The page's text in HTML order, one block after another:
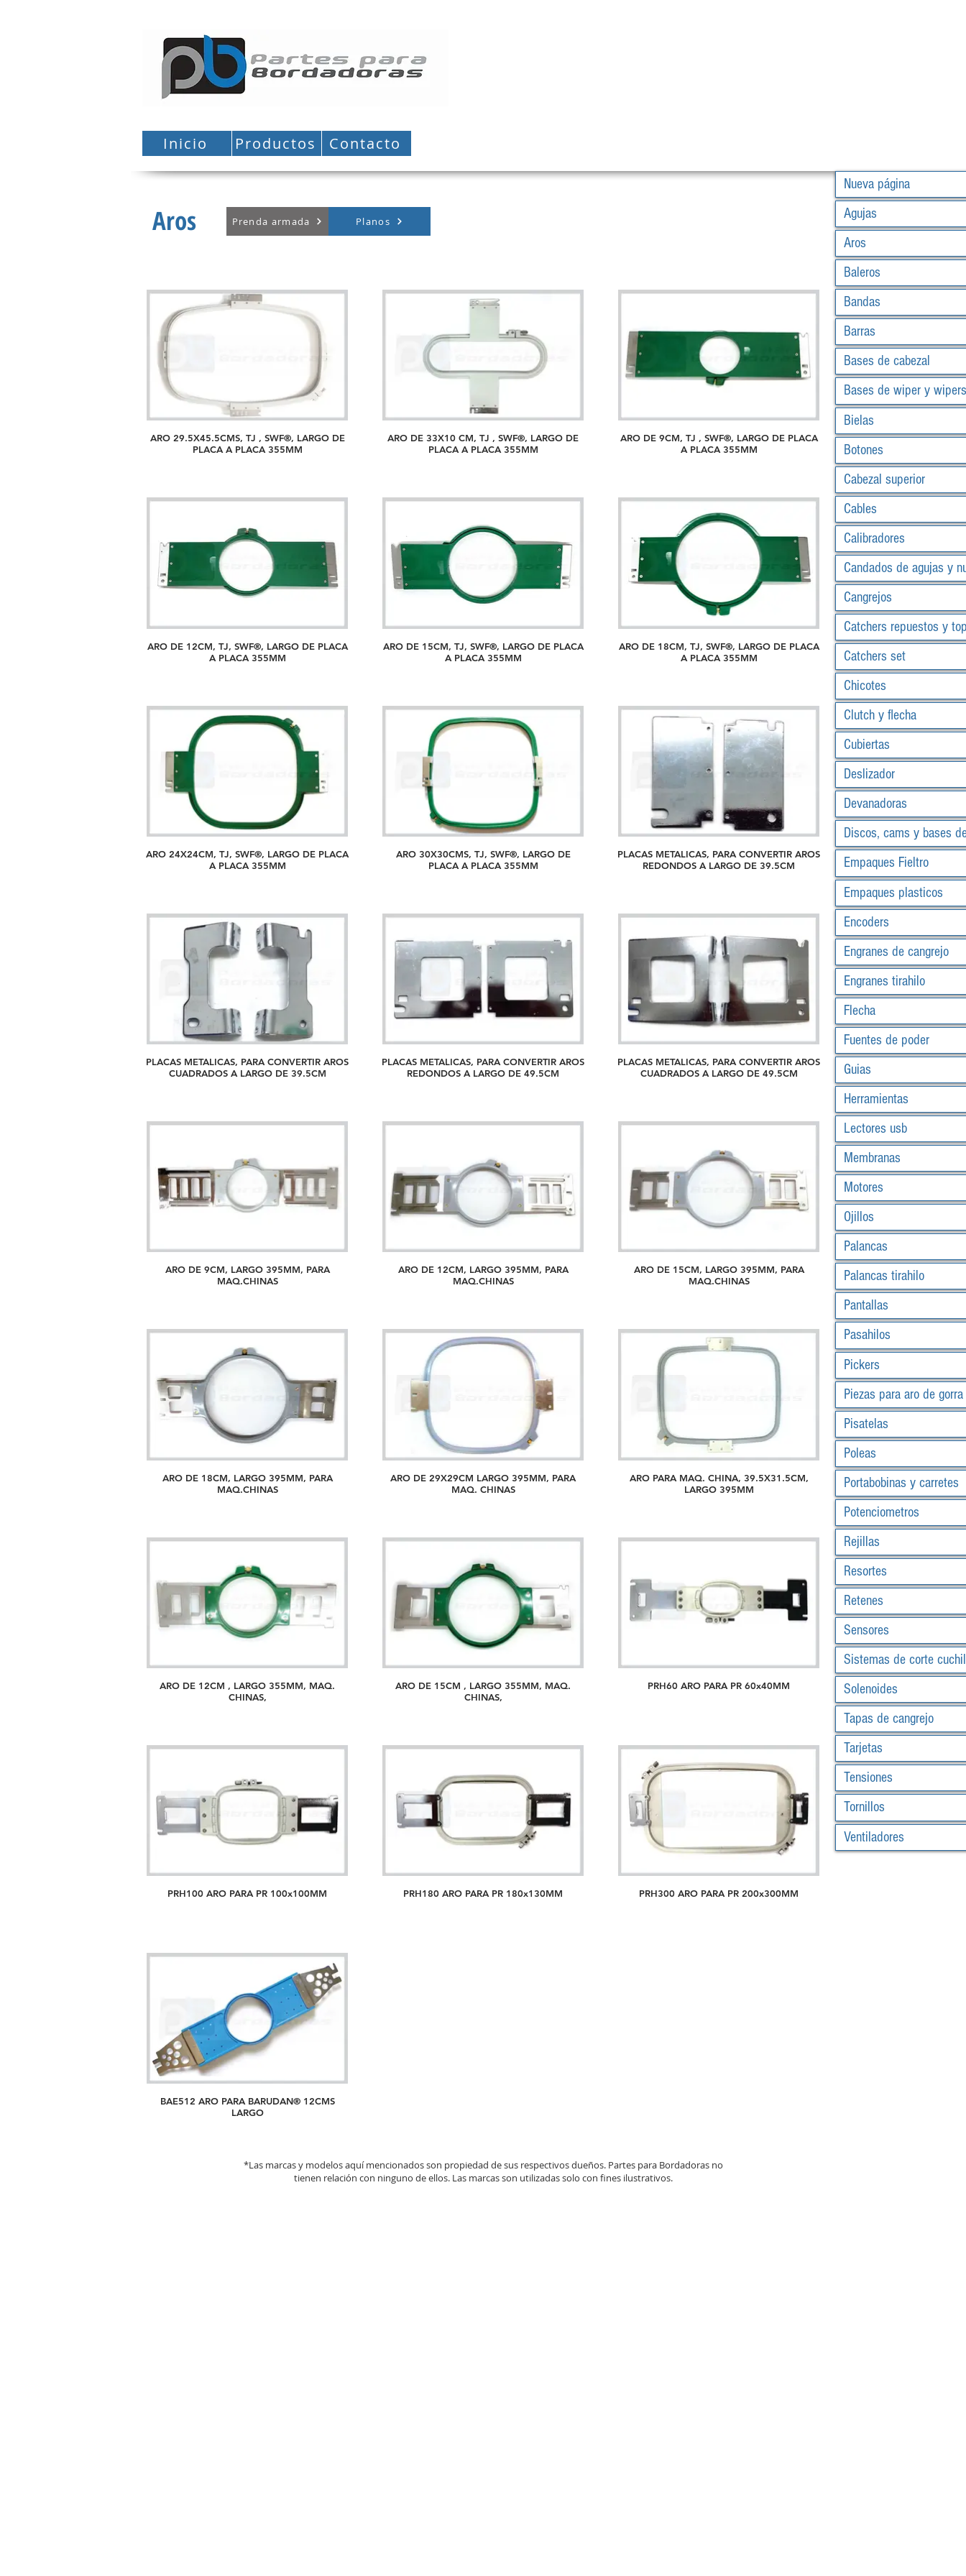
Inicio Productos Contacto
Aros Prenda armada Planos
ARO 29.5X45.5CMS, TJ , SWF®, LARGO DE
PLACA A PLACA 355MM
ARO DE 33X10 CM, TJ , SWF®, LARGO DE
PLACA A PLACA 355MM
ARO DE 9CM, TJ , SWF®, LARGO DE PLACA
A PLACA 355MM
ARO DE 12CM, TJ, SWF®, LARGO DE PLACA
A PLACA 355MM
ARO DE 15CM, TJ, SWF®, LARGO DE PLACA
A PLACA 355MM
ARO DE 18CM, TJ, SWF®, LARGO DE PLACA
A PLACA 355MM
ARO 24X24CM, TJ, SWF®, LARGO DE PLACA
A PLACA 355MM
ARO 30X30CMS, TJ, SWF®, LARGO DE
PLACA A PLACA 355MM
PLACAS METALICAS, PARA CONVERTIR AROS
REDONDOS A LARGO DE 39.5CM
PLACAS METALICAS, PARA CONVERTIR AROS
CUADRADOS A LARGO DE 39.5CM
PLACAS METALICAS, PARA CONVERTIR AROS
REDONDOS A LARGO DE 49.5CM
PLACAS METALICAS, PARA CONVERTIR AROS
CUADRADOS A LARGO DE 49.5CM
ARO DE 9CM, LARGO 395MM, PARA
MAQ.CHINAS
ARO DE 12CM, LARGO 395MM, PARA
MAQ.CHINAS
ARO DE 15CM, LARGO 395MM, PARA
MAQ.CHINAS
ARO DE 18CM, LARGO 395MM, PARA
MAQ.CHINAS
ARO DE 29X29CM LARGO 395MM, PARA
MAQ. CHINAS
ARO PARA MAQ. CHINA, 39.5X31.5CM,
LARGO 395MM
ARO DE 12CM , LARGO 355MM, MAQ.
CHINAS,
ARO DE 15CM , LARGO 355MM, MAQ.
CHINAS,
PRH60 ARO PARA PR 60x40MM
PRH100 ARO PARA PR 100x100MM PRH180 ARO PARA PR 180x130MM PRH300 ARO PARA PR 200x300MM
BAE512 ARO PARA BARUDAN® 12CMS
LARGO
*Las marcas y modelos aquí mencionados son propiedad de sus respectivos dueños. Partes para Bordadoras no
tienen relación con ninguno de ellos. Las marcas son utilizadas solo con fines ilustrativos.
Nueva página
Agujas
Aros
Baleros
Bandas
Barras
Bases de cabezal
Bases de wiper y wipers
Bielas
Botones
Cabezal superior
Cables
Calibradores
Candados de agujas y
Cangrejos
Catchers repuestos y
Catchers set
Chicotes
Clutch y flecha
Cubiertas
Deslizador
Devanadoras
Discos, cams y bases
Empaques Fieltro
Empaques plasticos
Encoders
Engranes de cangrejo
Engranes tirahilo
Flecha
Fuentes de poder
Guias
Herramientas
Lectores usb
Membranas
Motores
Ojillos
Palancas
Palancas tirahilo
Pantallas
Pasahilos
Pickers
Piezas para aro de gorra
Pisatelas
Poleas
Portabobinas y carretes
Potenciometros
Rejillas
Resortes
Retenes
Sensores
Sistemas de corte
Solenoides
Tapas de cangrejo
Tarjetas
Tensiones
Tornillos
Ventiladores